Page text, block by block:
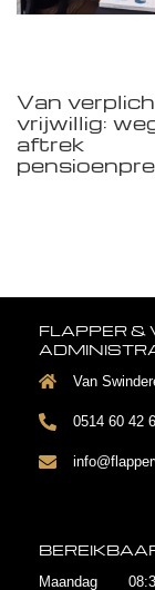
Van
vrijwillig:
aftrek
FLAPPER &
Van
0514 60 42
Maandag